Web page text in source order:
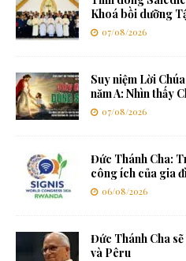
Khoá bồi dưỡng
07/08/2026
Suy niệm Lời
năm A: Nhìn thấy
07/08/2026
Đức Thánh Cha:
công ích của gia
06/08/2026
Đức Thánh Cha
và Pêru